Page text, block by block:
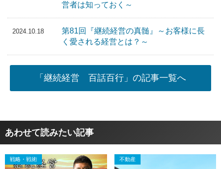
営者は知っておく～
2024.10.18
第81回『継続経営の真髄』～お客様に長
く愛される経営とは？～
「継続経営 百話百行」の記事一覧へ
あわせて読みたい記事
戦略・戦術 不動産